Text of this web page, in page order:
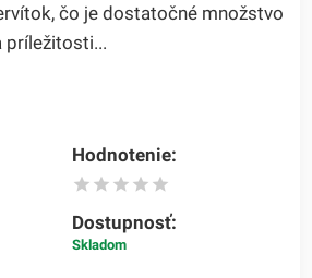
čo je dostatočné množstvo
príležitosti...
Hodnotenie:
Dostupnosť:
Skladom